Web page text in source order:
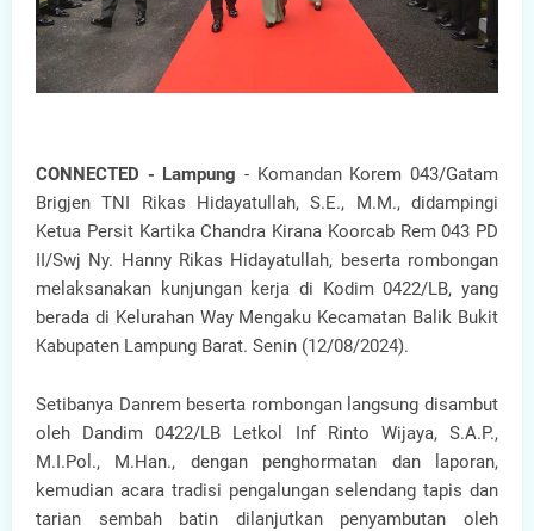
CONNECTED - Lampung - Komandan Korem 043/Gatam
Brigjen TNI Rikas Hidayatullah, S.E., M.M., didampingi
Ketua Persit Kartika Chandra Kirana Koorcab Rem 043 PD
II/Swj Ny. Hanny Rikas Hidayatullah, beserta rombongan
melaksanakan kunjungan kerja di Kodim 0422/LB, yang
berada di Kelurahan Way Mengaku Kecamatan Balik Bukit
Kabupaten Lampung Barat. Senin (12/08/2024).
Setibanya Danrem beserta rombongan langsung disambut
oleh Dandim 0422/LB Letkol Inf Rinto Wijaya, S.A.P.,
M.I.Pol., M.Han., dengan penghormatan dan laporan,
kemudian acara tradisi pengalungan selendang tapis dan
tarian sembah batin dilanjutkan penyambutan oleh